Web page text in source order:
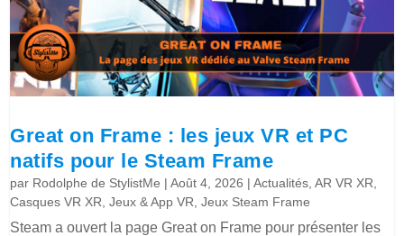
Great on Frame : les jeux VR et PC
natifs pour le Steam Frame
par Rodolphe de StylistMe |Août 4, 2026 |Actualités ,AR VR XR
Casques VR XR ,Jeux & App VR ,Jeux Steam Frame
Steam a ouvert la page Great on Frame pour présenter les